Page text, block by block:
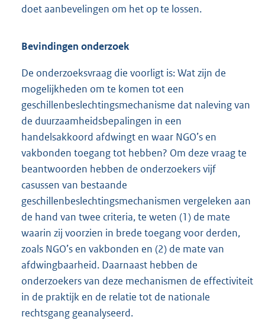
doet aanbevelingen om het op te lossen.
Bevindingen onderzoek
De onderzoeksvraag die voorligt is: Wat zijn de
mogelijkheden om te komen tot een
geschillenbeslechtingsmechanisme dat naleving van
de duurzaamheidsbepalingen in een
handelsakkoord afdwingt en waar NGO’s en
vakbonden toegang tot hebben? Om deze vraag te
beantwoorden hebben de onderzoekers vijf
casussen van bestaande
geschillenbeslechtingsmechanismen vergeleken aan
de hand van twee criteria, te weten (1) de mate
waarin zij voorzien in brede toegang voor derden,
zoals NGO’s en vakbonden en (2) de mate van
afdwingbaarheid. Daarnaast hebben de
onderzoekers van deze mechanismen de effectiviteit
in de praktijk en de relatie tot de nationale
rechtsgang geanalyseerd.